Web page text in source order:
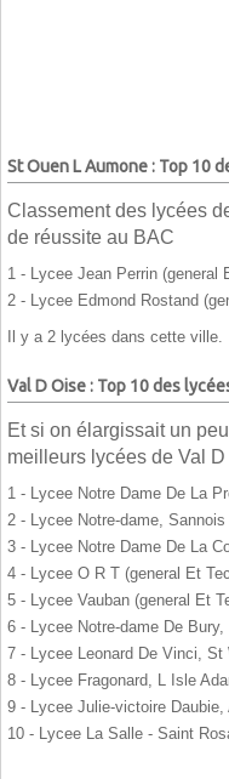
St Ouen L Aumone : Top 10
Classement des lycées
de réussite au BAC
1 - Lycee Jean Perrin (general
2 - Lycee Edmond Rostand
Il y a 2 lycées dans cette ville.
Val D Oise : Top 10 des
Et si on élargissait un
meilleurs lycées de Val
1 - Lycee Notre Dame De La
2 - Lycee Notre-dame, Sannois
3 - Lycee Notre Dame De La
4 - Lycee O R T (general Et
5 - Lycee Vauban (general Et
6 - Lycee Notre-dame De Bury,
7 - Lycee Leonard De Vinci, St
8 - Lycee Fragonard, L Isle
9 - Lycee Julie-victoire Daubie,
10 - Lycee La Salle - Saint